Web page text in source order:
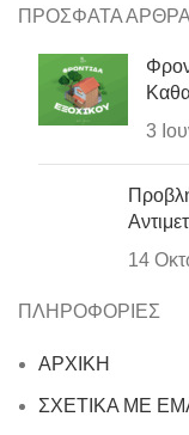
ΠΡΟΣΦΑΤΑ ΑΡΘΡΑ
3
14
ΠΛΗΡΟΦΟΡΙΕΣ
ΑΡΧΙΚΗ
ΣΧΕΤΙΚΑ ΜΕ